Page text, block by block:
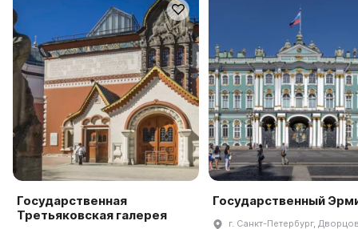
Государственная
Третьяковская галерея
Государственный
г. Санкт-Петербург,